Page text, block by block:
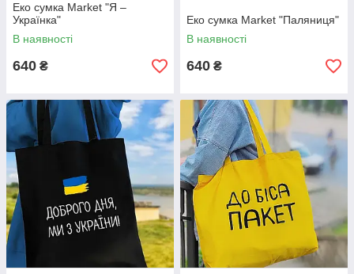
Еко сумка Market "Я –
Українка"
В наявності
640 ₴
Еко сумка Market "Паляниця"
В наявності
640 ₴